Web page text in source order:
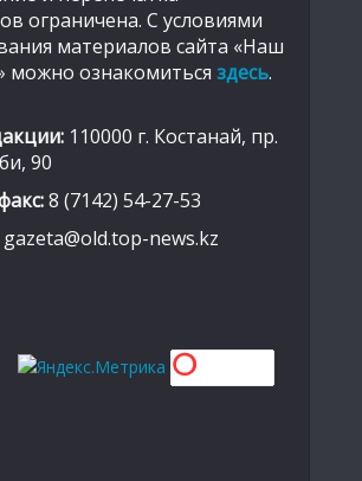
ограничена. С условиями
материалов сайта «Наш
можно ознакомиться здесь.
110000 г. Костанай, пр.
90
8 (7142) 54-27-53
gazeta@old.top-news.kz